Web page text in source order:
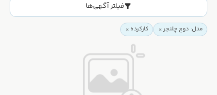
فیلتر آگهی‌ها
مدل: دوج چلنجر کارکرده